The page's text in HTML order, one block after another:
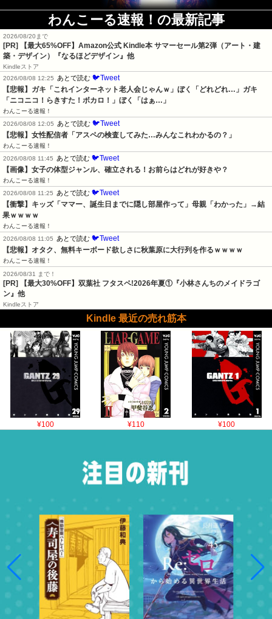
わんこーる速報！の最新記事
2026/08/20まで
[PR]
【最大65%OFF】Amazon公式 Kindle本 サマーセール第2弾（アート・建
築・デザイン）『なるほどデザイン』他
Kindleストア
2026/08/08 12:25
あとで読む 🐦Tweet
【悲報】ガキ「これインターネット老人会じゃんｗ」ぼく「どれどれ…」ガキ
「ニコニコ！らきすた！ボカロ！」ぼく「はぁ…」
わんこーる速報！
2026/08/08 12:05
あとで読む 🐦Tweet
【悲報】女性配信者「アスペの検査してみた…みんなこれわかるの？」
わんこーる速報！
2026/08/08 11:45
あとで読む 🐦Tweet
【画像】女子の体型ジャンル、確立される！お前らはどれが好きや？
わんこーる速報！
2026/08/08 11:25
あとで読む 🐦Tweet
【衝撃】キッズ「ママー、誕生日までに隠し部屋作って」母親「わかった」→結
果ｗｗｗｗ
わんこーる速報！
2026/08/08 11:05
あとで読む 🐦Tweet
【悲報】オタク、無料キーボード欲しさに秋葉原に大行列を作るｗｗｗｗ
わんこーる速報！
2026/08/31 まで！
[PR] 【最大30%OFF】双葉社 フタスペ!2026年夏①『小林さんちのメイドラゴ
ン』他
Kindleストア
Kindle 最近の売れ筋本
¥100 ¥110 ¥100